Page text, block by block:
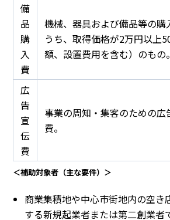
備
品
購
入
費
機械、器具および備品等の購
うち、取得価格が2万円以上
額、設置費用を含む）のもの。
広
告
宣
伝
費
事業の周知・集客のための広
費。
＜補助対象者（主な要件）＞
商業集積地や中心市街地内の空き
する新規起業者または第二創業者